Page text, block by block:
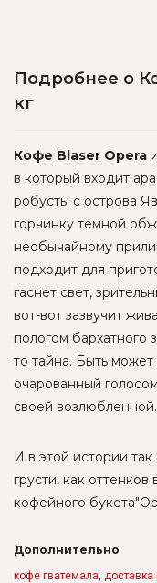
Подробнее о
кг
Кофе Blaser Opera
в который входит
робусты с острова
горчинку темной
необычайному
подходит для
гаснет свет,
вот-вот зазвучит
пологом бархатного
то тайна. Быть
очарованный
своей
И в этой истории
грусти, как оттенков
кофейного
Дополнительно
кофе гватемала,